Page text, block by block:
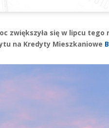
zwiększyła się w lipcu
na Kredyty Mieszkaniowe